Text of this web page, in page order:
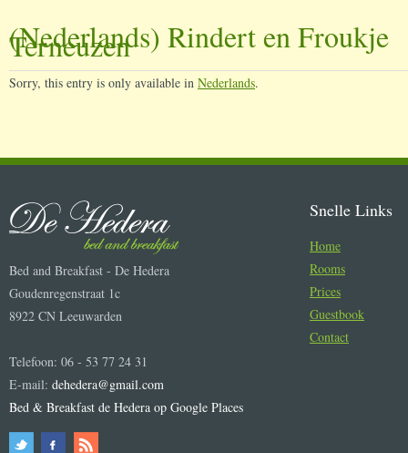
(Nederlands) Rindert en Froukje
Terneuzen
Sorry, this entry is only available in Nederlands.
Bed and Breakfast - De Hedera
Goudenregenstraat 1c
8922 CN Leeuwarden
Telefoon: 06 - 53 77 24 31
E-mail: dehedera@gmail.com
Bed & Breakfast de Hedera op Google Places
Snelle Links
Home
Rooms
Prices
Guestbook
Contact